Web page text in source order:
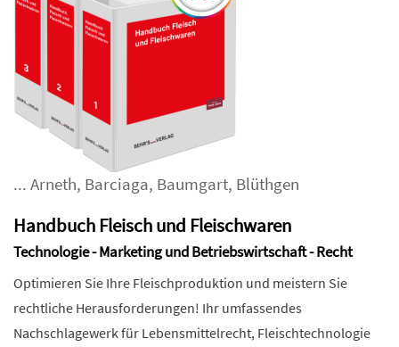
... Arneth, Barciaga, Baumgart, Blüthgen
Handbuch Fleisch und Fleischwaren
Technologie - Marketing und Betriebswirtschaft - Recht
Optimieren Sie Ihre Fleischproduktion und meistern Sie
rechtliche Herausforderungen! Ihr umfassendes
Nachschlagewerk für Lebensmittelrecht, Fleischtechnologie